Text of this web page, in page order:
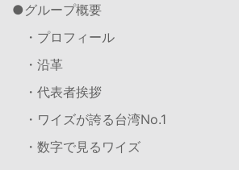
グループ概要
・プロフィール
・沿革
・代表者挨拶
・ワイズが誇る台湾No.1
・数字で見るワイズ